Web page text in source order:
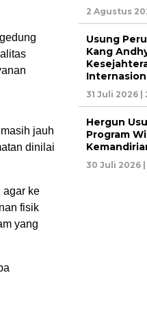
jauh
dinilai
agar ke
fisik
yang
2 Agustus
Usung
Kang
31 Juli 2026 |
Hergun
Program
30 Juli 2026 |